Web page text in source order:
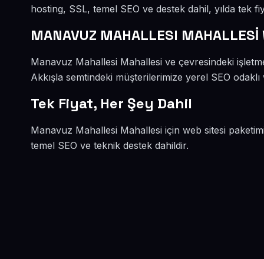
hosting, SSL, temel SEO ve destek dahil, yılda tek
MANAVUZ MAHALLESI
Manavuz Mahallesi Mahallesi ve çevresindeki
Akkışla semtindeki müşterilerimize yerel SEO
Tek Fiyat, Her Şey Dahil
Manavuz Mahallesi Mahallesi için web sitesi
temel SEO ve teknik destek dahildir.